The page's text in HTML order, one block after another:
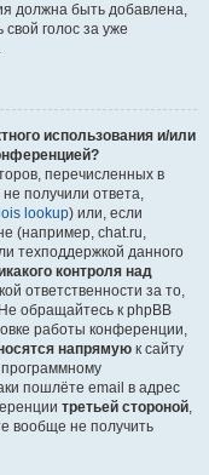
должна быть добавлена,
свой голос за уже
использования и/или
перечисленных в
получили ответа,
lookup) или, если
(например, chat.ru,
техподдержкой данного
контроля над
ответственности за то,
обращайтесь к phpBB
работы конференции,
напрямую к сайту
программному
пошлёте email в адрес
третьей стороной,
вообще не получить